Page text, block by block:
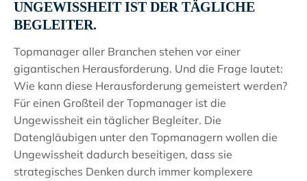
UNGEWISSHEIT IST DER TÄGLICHE
BEGLEITER.
Topmanager aller Branchen stehen vor einer
gigantischen Herausforderung. Und die Frage lautet:
Wie kann diese Herausforderung gemeistert werden?
Für einen Großteil der Topmanager ist die
Ungewissheit ein täglicher Begleiter. Die
Datengläubigen unter den Topmanagern wollen die
Ungewissheit dadurch beseitigen, dass sie
strategisches Denken durch immer komplexere